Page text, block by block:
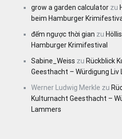
grow a garden calculator zu
beim Hamburger
đếm ngược thời gian zu
Hamburger Krimifestival
Sabine_Weiss zu Rückblick
Geesthacht – Würdigung Liv
Werner Ludwig Merkle zu
Kulturnacht Geesthacht –
Lammers